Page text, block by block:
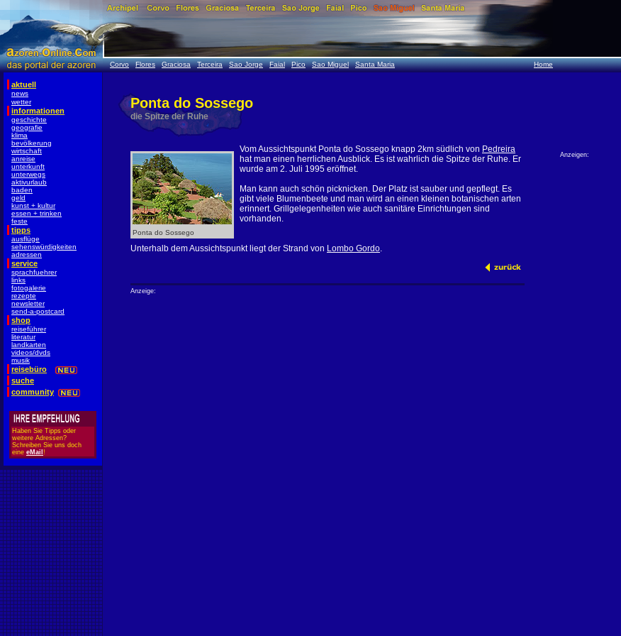
Corvo Flores Graciosa Terceira Sao Jorge Faial Pico Sao Miguel Santa Maria Home
aktuell
news
wetter
informationen
geschichte
geografie
klima
bevölkerung
wirtschaft
anreise
unterkunft
unterwegs
aktivurlaub
baden
geld
kunst + kultur
essen + trinken
feste
tipps
ausflüge
sehenswürdigkeiten
adressen
service
sprachfuehrer
links
fotogalerie
rezepte
newsletter
send-a-postcard
shop
reiseführer
literatur
landkarten
videos/dvds
musik
reisebüro
suche
community
Haben Sie Tipps oder
weitere Adressen?
Schreiben Sie uns doch
eine eMail !
Ponta do Sossego
die Spitze der Ruhe
Ponta do Sossego
Vom Aussichtspunkt Ponta do Sossego knapp 2km südlich von Pedreira
hat man einen herrlichen Ausblick. Es ist wahrlich die Spitze der Ruhe. Er
wurde am 2. Juli 1995 eröffnet.
Man kann auch schön picknicken. Der Platz ist sauber und gepflegt. Es
gibt viele Blumenbeete und man wird an einen kleinen botanischen arten
erinnert. Grillgelegenheiten wie auch sanitäre Einrichtungen sind
vorhanden.
Unterhalb dem Aussichtspunkt liegt der Strand von Lombo Gordo.
Anzeige:
Anzeigen: